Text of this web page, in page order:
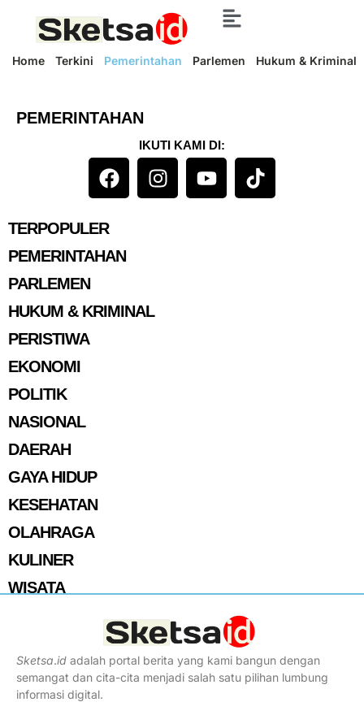
Home Terkini Pemerintahan Parlemen Hukum & Kriminal
PEMERINTAHAN
IKUTI KAMI DI:
TERPOPULER
PEMERINTAHAN
PARLEMEN
HUKUM & KRIMINAL
PERISTIWA
EKONOMI
POLITIK
NASIONAL
DAERAH
GAYA HIDUP
KESEHATAN
OLAHRAGA
KULINER
WISATA
Sketsa.id adalah portal berita yang kami bangun dengan
semangat dan cita-cita menjadi salah satu pilihan lumbung
informasi digital.